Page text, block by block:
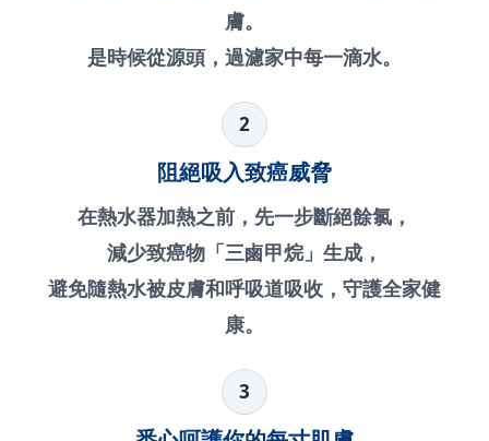
膚。
是時候從源頭，過濾家中每一滴水。
2
阻絕吸入致癌威脅
在熱水器加熱之前，先一步斷絕餘氯，
減少致癌物「三鹵甲烷」生成，
避免隨熱水被皮膚和呼吸道吸收，守護全家健
康。
3